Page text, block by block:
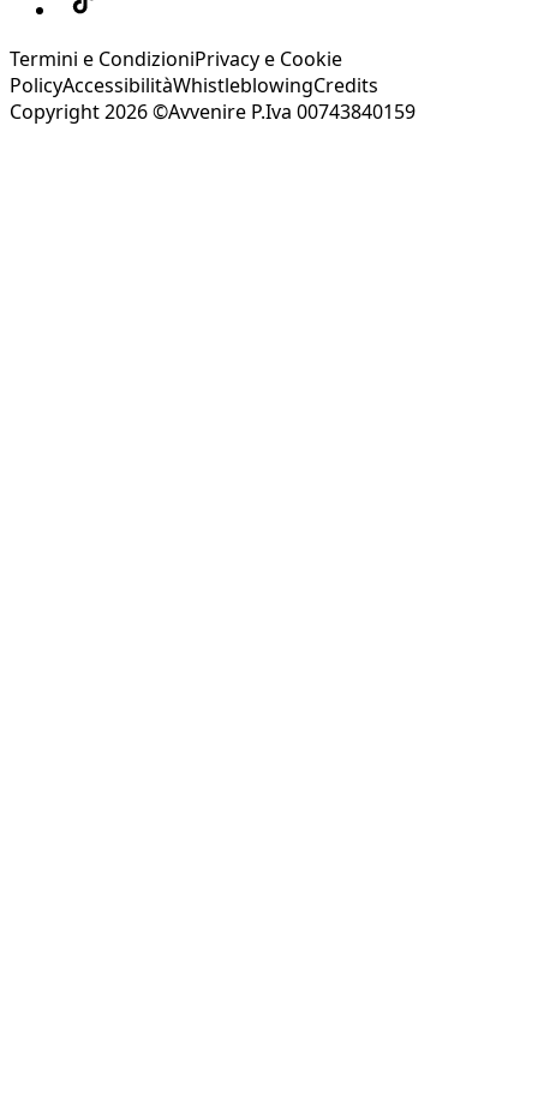
Termini e CondizioniPrivacy e Cookie
PolicyAccessibilitàWhistleblowingCredits
Copyright 2026 ©Avvenire P.Iva 00743840159